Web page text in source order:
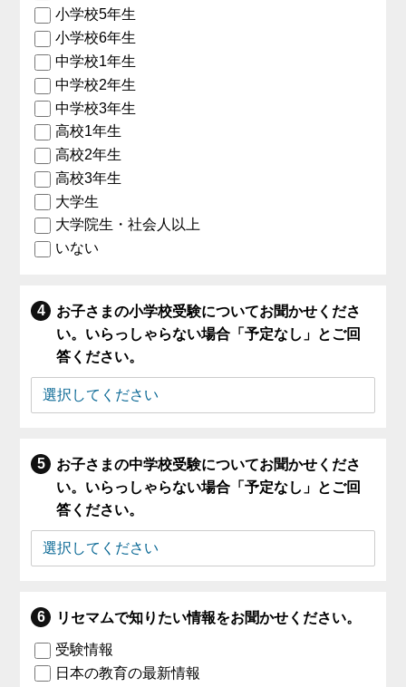
小学校5年生
小学校6年生
中学校1年生
中学校2年生
中学校3年生
高校1年生
高校2年生
高校3年生
大学生
大学院生・社会人以上
いない
お子さまの小学校受験についてお聞かせくださ
い。いらっしゃらない場合「予定なし」とご回
答ください。
お子さまの中学校受験についてお聞かせくださ
い。いらっしゃらない場合「予定なし」とご回
答ください。
リセマムで知りたい情報をお聞かせください。
受験情報
日本の教育の最新情報